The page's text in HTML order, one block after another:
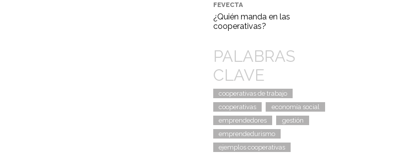
FEVECTA
¿Quién manda en las
cooperativas?
PALABRAS
CLAVE
cooperativas de trabajo
cooperativas
economía social
emprendedores
gestión
emprendedurismo
ejemplos cooperativas